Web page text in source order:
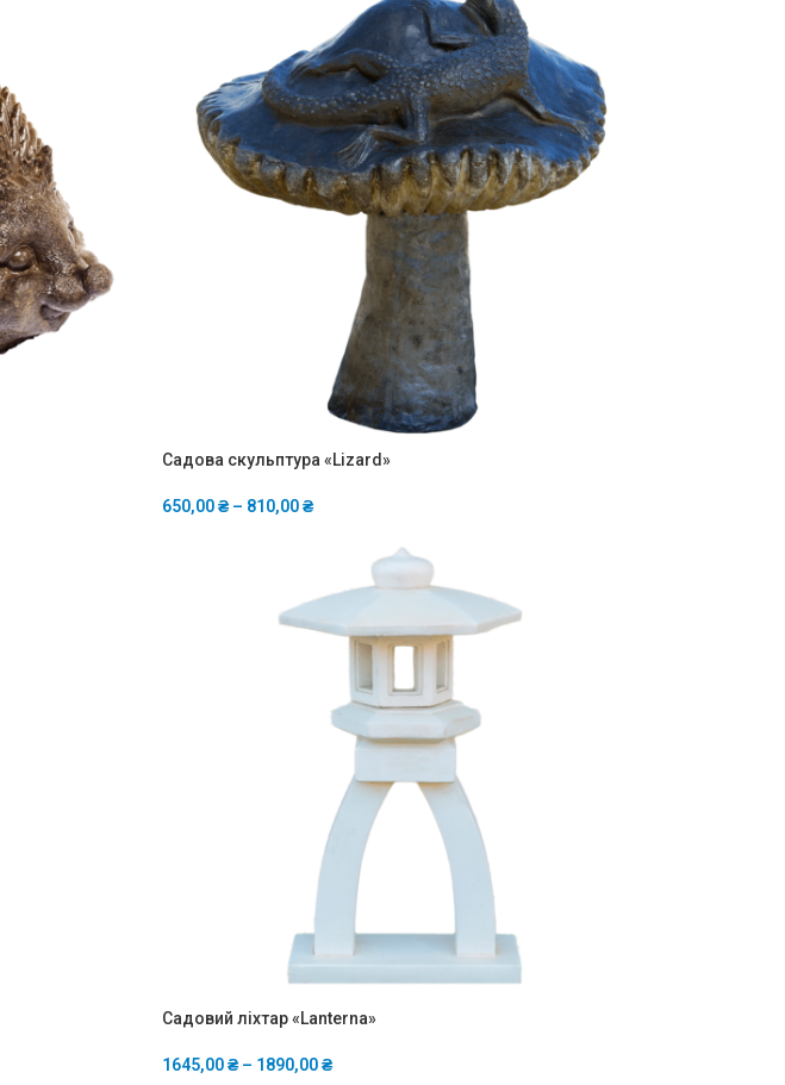
Садова скульптура «Lizard»
650,00₴ – 810,00₴
Садовий ліхтар «Lanterna»
1645,00₴ – 1890,00₴